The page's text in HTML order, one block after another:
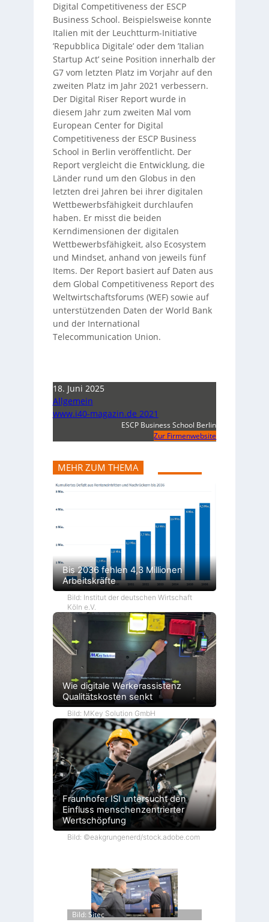
Digital Competitiveness der ESCP
Business School. Beispielsweise konnte
Italien mit der Leuchtturm-Initiative
’Repubblica Digitale’ oder dem ’Italian
Startup Act’ seine Position innerhalb der
G7 vom letzten Platz im Vorjahr auf den
zweiten Platz im Jahr 2021 verbessern.
Der Digital Riser Report wurde in
diesem Jahr zum zweiten Mal vom
European Center for Digital
Competitiveness der ESCP Business
School in Berlin veröffentlicht. Der
Report vergleicht die Entwicklung, die
Länder rund um den Globus in den
letzten drei Jahren bei ihrer digitalen
Wettbewerbsfähigkeit durchlaufen
haben. Er misst die beiden
Kerndimensionen der digitalen
Wettbewerbsfähigkeit, also Ecosystem
und Mindset, anhand von jeweils fünf
Items. Der Report basiert auf Daten aus
dem Global Competitiveness Report des
Weltwirtschaftsforums (WEF) sowie auf
unterstützenden Daten der World Bank
und der International
Telecommunication Union.
18. Juni 2025
Allgemein
www.i40-magazin.de 2021
ESCP Business School Berlin
Zur Firmenwebsite
MEHR ZUM THEMA
Bis 2036 fehlen 4,3 Millionen
Arbeitskräfte
Bild: Institut der deutschen Wirtschaft
Köln e.V.
Wie digitale Werkerassistenz
Qualitätskosten senkt
Bild: MKey Solution GmbH
Fraunhofer ISI untersucht den
Einfluss menschenzentrierter
Wertschöpfung
Bild: ©eakgrungenerd/stock.adobe.com
Bild: Sitec